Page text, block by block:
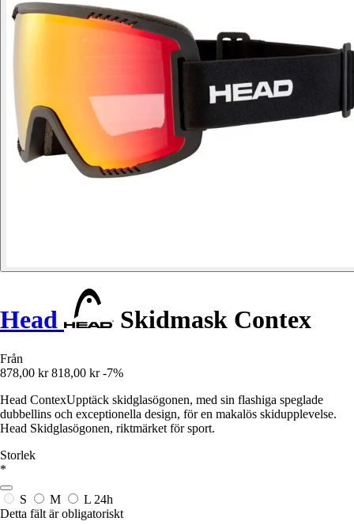
Head Skidmask Contex
Från
878,00 kr 818,00 kr -7%
Head ContexUpptäck skidglasögonen, med sin flashiga speglade
dubbellins och exceptionella design, för en makalös skidupplevelse.
Head Skidglasögonen, riktmärket för sport.
Storlek
*
S M L 24h
Detta fält är obligatoriskt